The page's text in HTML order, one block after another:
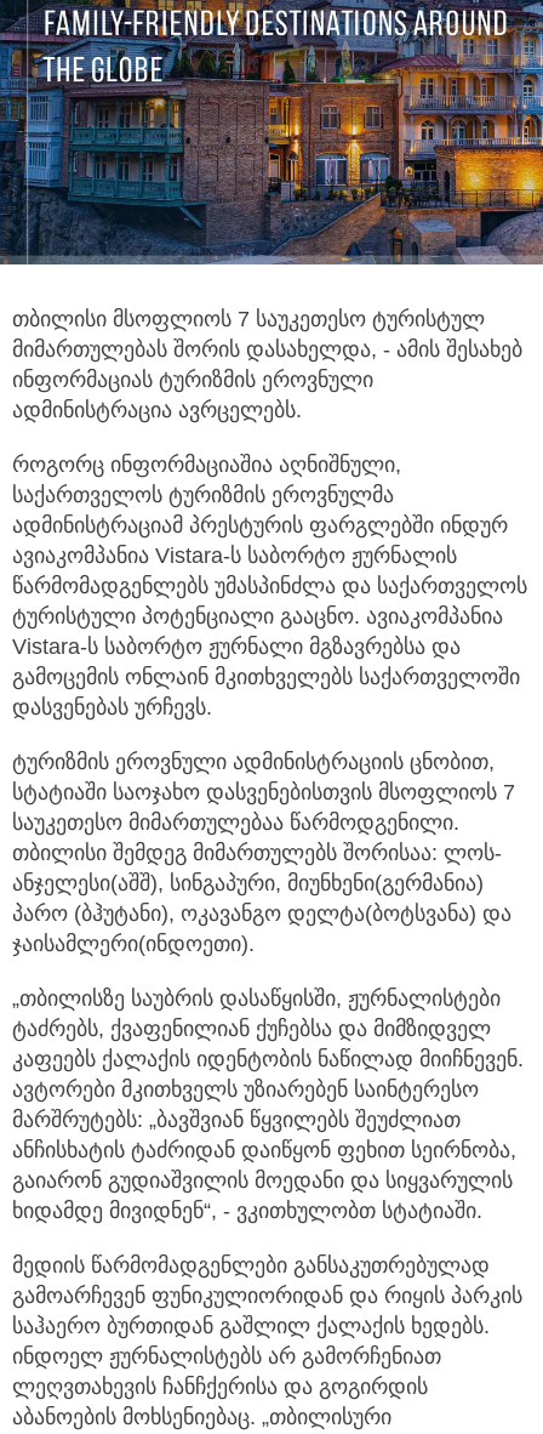
თბილისი მსოფლიოს 7 საუკეთესო ტურისტულ
მიმართულებას შორის დასახელდა, - ამის შესახებ
ინფორმაციას ტურიზმის ეროვნული
ადმინისტრაცია ავრცელებს.
როგორც ინფორმაციაშია აღნიშნული,
საქართველოს ტურიზმის ეროვნულმა
ადმინისტრაციამ პრესტურის ფარგლებში ინდურ
ავიაკომპანია Vistara-ს საბორტო ჟურნალის
წარმომადგენლებს უმასპინძლა და საქართველოს
ტურისტული პოტენციალი გააცნო. ავიაკომპანია
Vistara-ს საბორტო ჟურნალი მგზავრებსა და
გამოცემის ონლაინ მკითხველებს საქართველოში
დასვენებას ურჩევს.
ტურიზმის ეროვნული ადმინისტრაციის ცნობით,
სტატიაში საოჯახო დასვენებისთვის მსოფლიოს 7
საუკეთესო მიმართულებაა წარმოდგენილი.
თბილისი შემდეგ მიმართულებს შორისაა: ლოს-
ანჯელესი(აშშ), სინგაპური, მიუნხენი(გერმანია)
პარო (ბჰუტანი), ოკავანგო დელტა(ბოტსვანა) და
ჯაისამლერი(ინდოეთი).
„თბილისზე საუბრის დასაწყისში, ჟურნალისტები
ტაძრებს, ქვაფენილიან ქუჩებსა და მიმზიდველ
კაფეებს ქალაქის იდენტობის ნაწილად მიიჩნევენ.
ავტორები მკითხველს უზიარებენ საინტერესო
მარშრუტებს: „ბავშვიან წყვილებს შეუძლიათ
ანჩისხატის ტაძრიდან დაიწყონ ფეხით სეირნობა,
გაიარონ გუდიაშვილის მოედანი და სიყვარულის
ხიდამდე მივიდნენ“, - ვკითხულობთ სტატიაში.
მედიის წარმომადგენლები განსაკუთრებულად
გამოარჩევენ ფუნიკულიორიდან და რიყის პარკის
საჰაერო ბურთიდან გაშლილ ქალაქის ხედებს.
ინდოელ ჟურნალისტებს არ გამორჩენიათ
ლეღვთახევის ჩანჩქერისა და გოგირდის
აბანოების მოხსენიებაც. „თბილისური